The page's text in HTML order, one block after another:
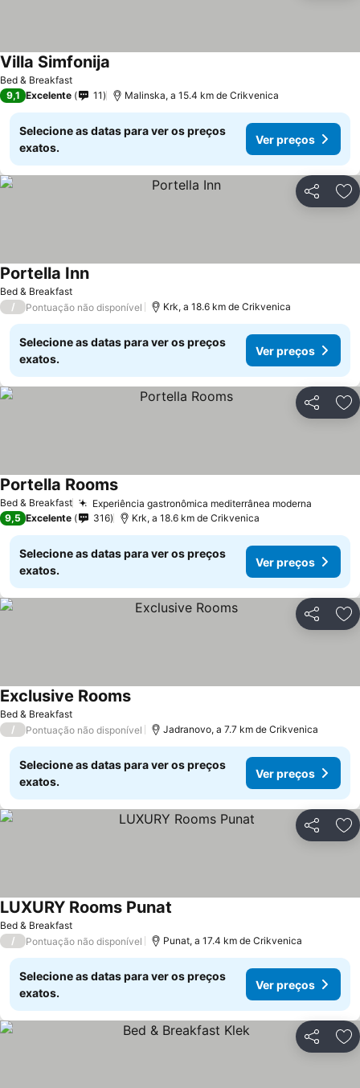
Bed & Breakfast
Villa Simfonija
9,1 Excelente 11 Malinska, a 15.4 km de Crikvenica
Selecione as datas para ver os preços
exatos.
Ver preços
Partilhar
Bed & Breakfast
Portella Inn
/ Pontuação não disponível Krk, a 18.6 km de Crikvenica
Selecione as datas para ver os preços
exatos.
Ver preços
Partilhar
Bed & Breakfast Experiência gastronômica mediterrânea moderna
Portella Rooms
9,5 Excelente 316 Krk, a 18.6 km de Crikvenica
Selecione as datas para ver os preços
exatos.
Ver preços
Partilhar
Bed & Breakfast
Exclusive Rooms
/ Pontuação não disponível Jadranovo, a 7.7 km de Crikvenica
Selecione as datas para ver os preços
exatos.
Ver preços
Partilhar
Bed & Breakfast
LUXURY Rooms Punat
/ Pontuação não disponível Punat, a 17.4 km de Crikvenica
Selecione as datas para ver os preços
exatos.
Ver preços
Partilhar